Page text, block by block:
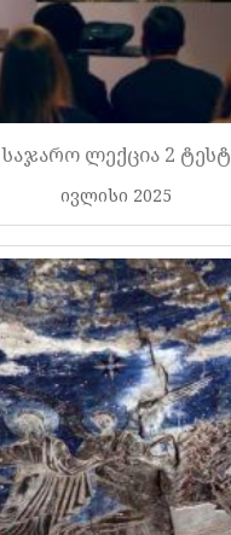
საჯარო ლექცია 2 ტესტ
ივლისი 2025